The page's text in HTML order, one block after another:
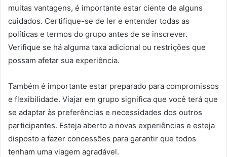
muitas vantagens, é importante estar ciente de alguns
cuidados. Certifique-se de ler e entender todas as
políticas e termos do grupo antes de se inscrever.
Verifique se há alguma taxa adicional ou restrições que
possam afetar sua experiência.
Também é importante estar preparado para compromissos
e flexibilidade. Viajar em grupo significa que você terá que
se adaptar às preferências e necessidades dos outros
participantes. Esteja aberto a novas experiências e esteja
disposto a fazer concessões para garantir que todos
tenham uma viagem agradável.